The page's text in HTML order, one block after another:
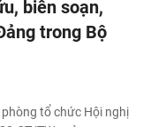
biên soạn,
trong Bộ
tổ chức Hội nghị